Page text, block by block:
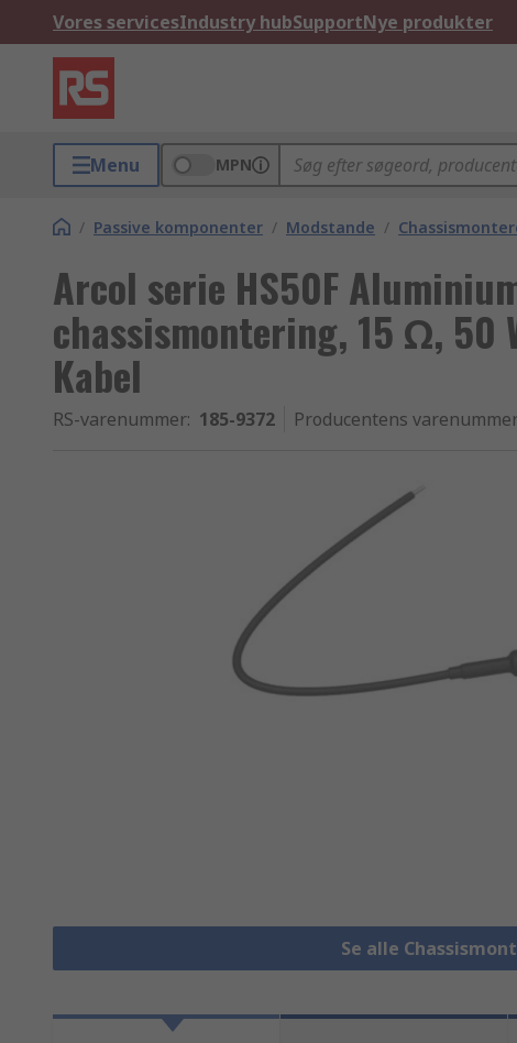
Vores servicesIndustry hubSupportNye produkter
Menu MPN
/ Passive komponenter / Modstande /
Arcol serie HS50F
chassismontering, 15 Ω, 50
Kabel
RS-varenummer: 185-9372 Producentens
Se alle